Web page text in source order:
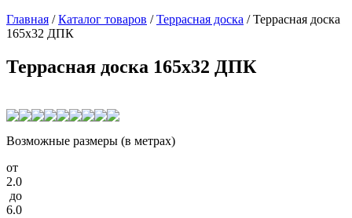
Главная /Каталог товаров /Террасная доска /Террасная доска
165x32 ДПК
Террасная доска 165x32 ДПК
Возможные размеры (в метрах)
от
2.0
до
6.0